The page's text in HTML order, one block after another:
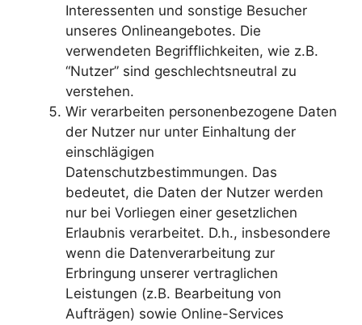
Interessenten und sonstige Besucher
unseres Onlineangebotes. Die
verwendeten Begrifflichkeiten, wie z.B.
“Nutzer” sind geschlechtsneutral zu
verstehen.
Wir verarbeiten personenbezogene Daten
der Nutzer nur unter Einhaltung der
einschlägigen
Datenschutzbestimmungen. Das
bedeutet, die Daten der Nutzer werden
nur bei Vorliegen einer gesetzlichen
Erlaubnis verarbeitet. D.h., insbesondere
wenn die Datenverarbeitung zur
Erbringung unserer vertraglichen
Leistungen (z.B. Bearbeitung von
Aufträgen) sowie Online-Services